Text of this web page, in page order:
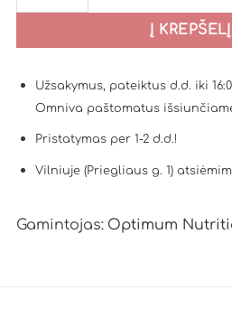
Į KREPŠELĮ
Užsakymus, pateiktus d.d. iki
Omniva paštomatus
Pristatymas per 1-2 d.d.!
Vilniuje (Priegliaus g. 1)
Gamintojas: Optimum